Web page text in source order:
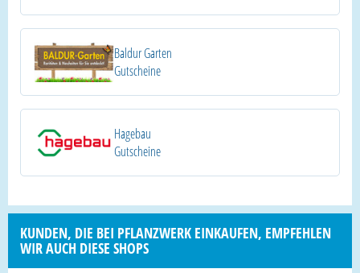
Baldur Garten
Gutscheine
Hagebau
Gutscheine
KUNDEN, DIE BEI PFLANZWERK EINKAUFEN, EMPFEHLEN
WIR AUCH DIESE SHOPS